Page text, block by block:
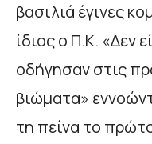
βασιλιά έγινες
ίδιος ο Π.Κ. «Δεν
οδήγησαν στις
βιώματα»
τη πείνα το